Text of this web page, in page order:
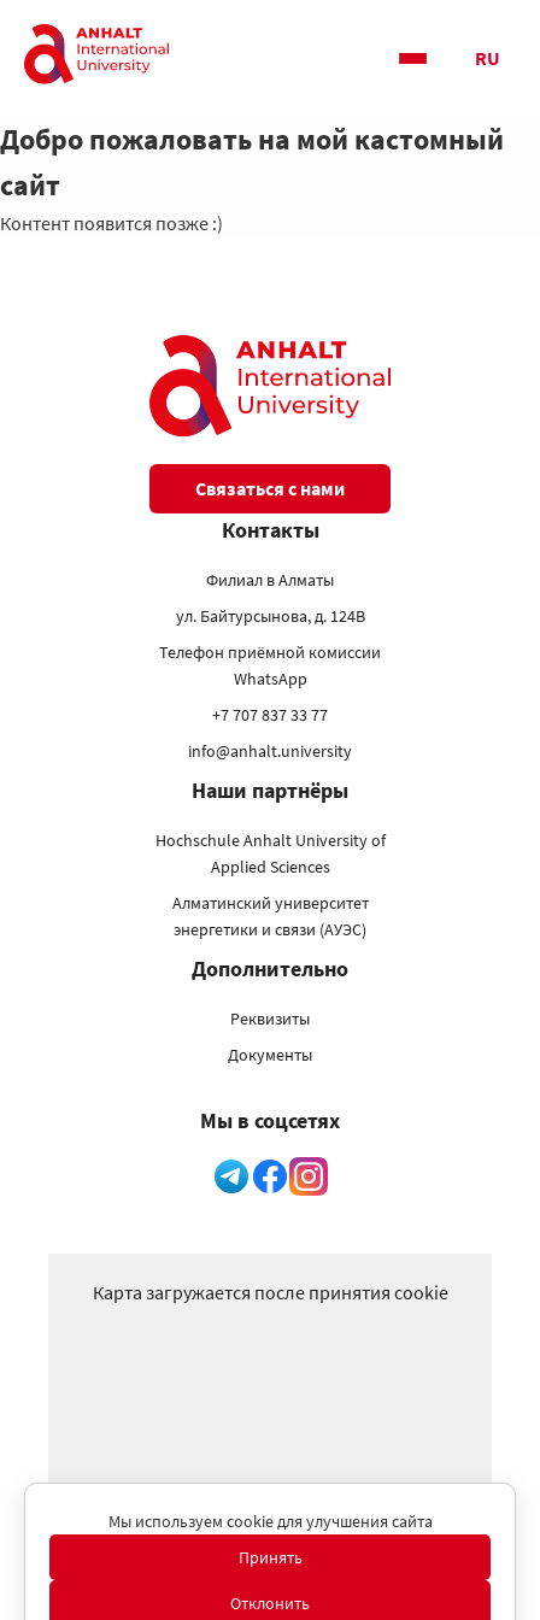
RU
Добро пожаловать на мой кастомный
сайт
Контент появится позже :)
Связаться с нами
Контакты
Филиал в Алматы
ул. Байтурсынова, д. 124В
Телефон приёмной комиссии
WhatsApp
+7 707 837 33 77
info@anhalt.university
Наши партнёры
Hochschule Anhalt University of
Applied Sciences
Алматинский университет
энергетики и связи (АУЭС)
Дополнительно
Реквизиты
Документы
Мы в соцсетях
Карта загружается после принятия cookie
Мы используем cookie для улучшения сайта
Принять
Отклонить